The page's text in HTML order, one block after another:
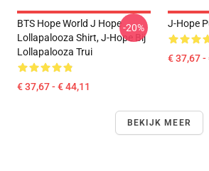
BTS Hope World J Hope
Lollapalooza Shirt, J-Hope Bij
Lollapalooza Trui
€ 37,67 - € 44,11
-20% J-Hope
€ 37,67 -
BEKIJK MEER